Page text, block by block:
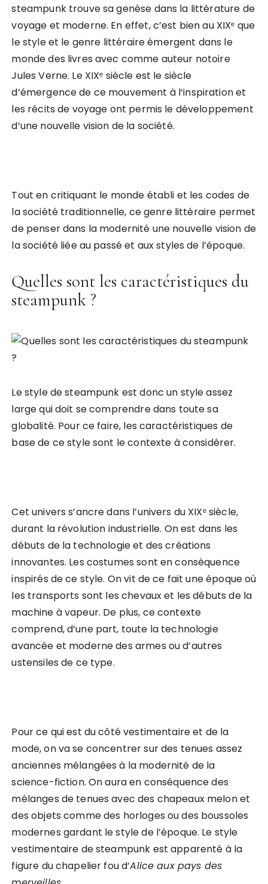
steampunk trouve sa genèse dans la littérature de
voyage et moderne. En effet, c’est bien au XIXᵉ que
le style et le genre littéraire émergent dans le
monde des livres avec comme auteur notoire
Jules Verne. Le XIXᵉ siècle est le siècle
d’émergence de ce mouvement à l’inspiration et
les récits de voyage ont permis le développement
d’une nouvelle vision de la société.
Tout en critiquant le monde établi et les codes de
la société traditionnelle, ce genre littéraire permet
de penser dans la modernité une nouvelle vision de
la société liée au passé et aux styles de l’époque.
Quelles sont les caractéristiques du
steampunk ?
Le style de steampunk est donc un style assez
large qui doit se comprendre dans toute sa
globalité. Pour ce faire, les caractéristiques de
base de ce style sont le contexte à considérer.
Cet univers s’ancre dans l’univers du XIXᵉ siècle,
durant la révolution industrielle. On est dans les
débuts de la technologie et des créations
innovantes. Les costumes sont en conséquence
inspirés de ce style. On vit de ce fait une époque où
les transports sont les chevaux et les débuts de la
machine à vapeur. De plus, ce contexte
comprend, d’une part, toute la technologie
avancée et moderne des armes ou d’autres
ustensiles de ce type.
Pour ce qui est du côté vestimentaire et de la
mode, on va se concentrer sur des tenues assez
anciennes mélangées à la modernité de la
science-fiction. On aura en conséquence des
mélanges de tenues avec des chapeaux melon et
des objets comme des horloges ou des boussoles
modernes gardant le style de l’époque. Le style
vestimentaire de steampunk est apparenté à la
figure du chapelier fou d’Alice aux pays des